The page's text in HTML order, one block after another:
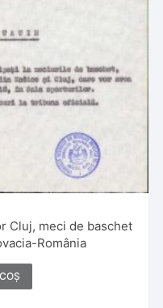
Cluj, meci de baschet
România